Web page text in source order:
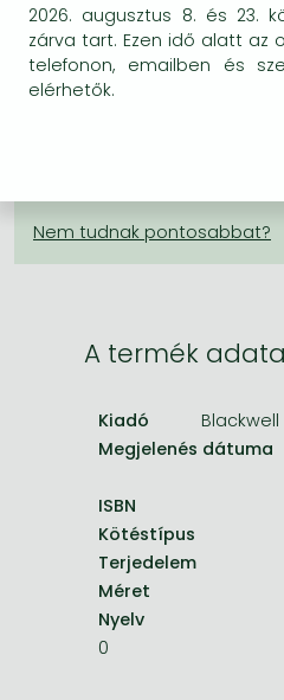
Frieren manga
Bleach manga
One-Punch Man manga
BESZEREZHETŐSÉG
A kiadónál véglegesen
Érdemes újra keresni a
A termék
Kiadó
Megjelenés dátuma
ISBN
Kötéstípus
Terjedelem
Méret
Nyelv
0
2026. augusztus 8. és 23.
zárva tart. Ezen idő alatt az
telefonon, emailben és
elérhetők.